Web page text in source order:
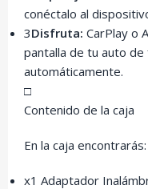
conéctalo al
3Disfruta: CarPlay o
pantalla de tu auto de
automáticamente.
□
Contenido de la caja
En la caja encontrarás:
x1 Adaptador